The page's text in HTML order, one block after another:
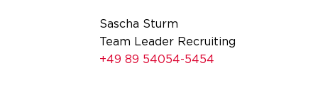
Sascha Sturm
Team Leader Recruiting
+49 89 54054-5454